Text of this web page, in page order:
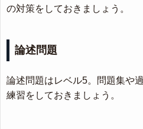
の対策をしておきましょう。
論述問題
論述問題はレベル5。問題集や
練習をしておきましょう。